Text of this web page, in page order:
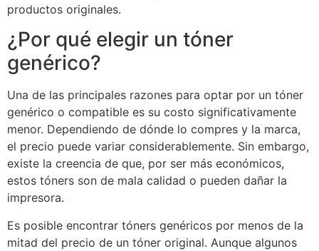
productos originales.
¿Por qué elegir un tóner
genérico?
Una de las principales razones para optar por un tóner
genérico o compatible es su costo significativamente
menor. Dependiendo de dónde lo compres y la marca,
el precio puede variar considerablemente. Sin embargo,
existe la creencia de que, por ser más económicos,
estos tóners son de mala calidad o pueden dañar la
impresora.
Es posible encontrar tóners genéricos por menos de la
mitad del precio de un tóner original. Aunque algunos